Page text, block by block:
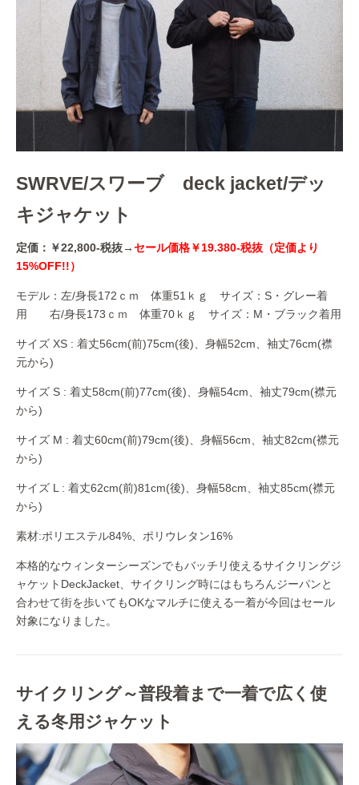
SWRVE/スワーブ deck jacket/デッ
キジャケット
定価：￥22,800-税抜→セール価格￥19.380-税抜（定価より
15%OFF!!）
モデル：左/身長172ｃｍ 体重51ｋｇ サイズ：S・グレー着
用 右/身長173ｃｍ 体重70ｋｇ サイズ：M・ブラック着用
サイズ XS : 着丈56cm(前)75cm(後)、身幅52cm、袖丈76cm(襟
元から)
サイズ S : 着丈58cm(前)77cm(後)、身幅54cm、袖丈79cm(襟元
から)
サイズ M : 着丈60cm(前)79cm(後)、身幅56cm、袖丈82cm(襟元
から)
サイズ L : 着丈62cm(前)81cm(後)、身幅58cm、袖丈85cm(襟元
から)
素材:ポリエステル84%、ポリウレタン16%
本格的なウィンターシーズンでもバッチリ使えるサイクリングジ
ャケットDeckJacket、サイクリング時にはもちろんジーパンと
合わせて街を歩いてもOKなマルチに使える一着が今回はセール
対象になりました。
サイクリング～普段着まで一着で広く使
える冬用ジャケット